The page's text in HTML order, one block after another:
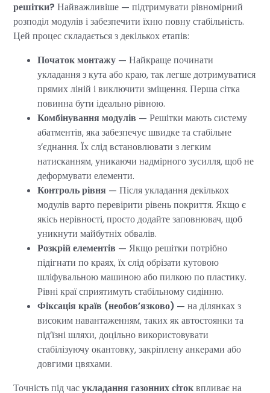
решітки? Найважливіше — підтримувати рівномірний
розподіл модулів і забезпечити їхню повну стабільність.
Цей процес складається з декількох етапів:
Початок монтажу — Найкраще починати
укладання з кута або краю, так легше дотримуватися
прямих ліній і виключити зміщення. Перша сітка
повинна бути ідеально рівною.
Комбінування модулів — Решітки мають систему
абатментів, яка забезпечує швидке та стабільне
з’єднання. Їх слід встановлювати з легким
натисканням, уникаючи надмірного зусилля, щоб не
деформувати елементи.
Контроль рівня — Після укладання декількох
модулів варто перевірити рівень покриття. Якщо є
якісь нерівності, просто додайте заповнювач, щоб
уникнути майбутніх обвалів.
Розкрій елементів — Якщо решітки потрібно
підігнати по краях, їх слід обрізати кутовою
шліфувальною машиною або пилкою по пластику.
Рівні краї сприятимуть стабільному сидінню.
Фіксація країв (необов’язково) — на ділянках з
високим навантаженням, таких як автостоянки та
під’їзні шляхи, доцільно використовувати
стабілізуючу окантовку, закріплену анкерами або
довгими цвяхами.
Точність під часукладання газонних сітоквпливає на